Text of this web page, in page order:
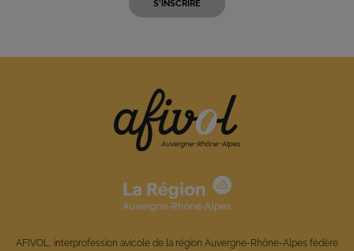
AFIVOL, interprofession avicole de la région Auvergne-Rhône-Alpes fédère